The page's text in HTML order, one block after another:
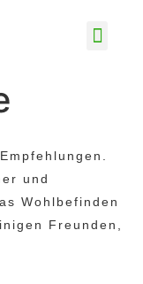
und
Wohlbefinden
Freunden,